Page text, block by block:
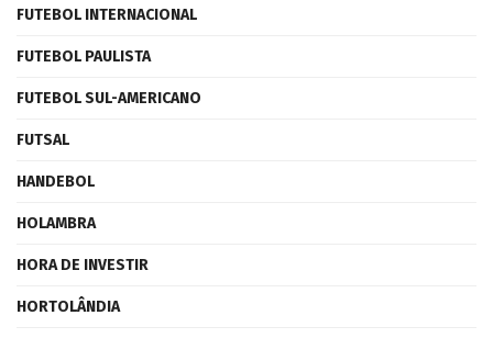
FUTEBOL INTERNACIONAL
FUTEBOL PAULISTA
FUTEBOL SUL-AMERICANO
FUTSAL
HANDEBOL
HOLAMBRA
HORA DE INVESTIR
HORTOLÂNDIA